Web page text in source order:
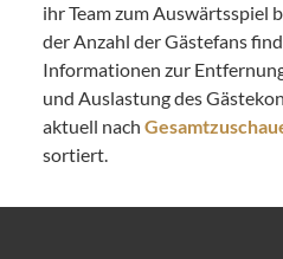
ihr Team zum Auswärtsspiel
der Anzahl der Gästefans
Informationen zur
und Auslastung des
aktuell nach
sortiert.